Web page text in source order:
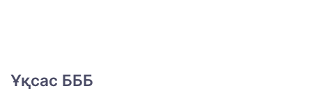
Ұқсас БББ